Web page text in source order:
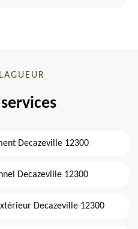
Decazeville 12300
Decazeville 12300
Decazeville 12300